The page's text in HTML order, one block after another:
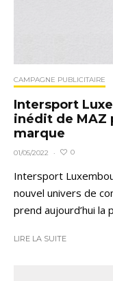
CAMPAGNE PUBLICITAIRE
Intersport
inédit de MAZ
marque
01/05/2022 · 0
Intersport
nouvel univers de
prend aujourd’hui la
LIRE LA SUITE